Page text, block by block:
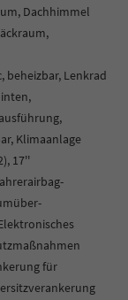
Dachhimmel
Lenkrad
Klimaanlage
17''
für